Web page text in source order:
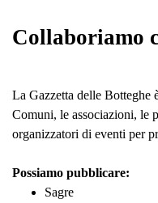
Collaboriamo
La Gazzetta delle Botteghe
Comuni, le associazioni, le
organizzatori di eventi per
Possiamo pubblicare:
Sagre